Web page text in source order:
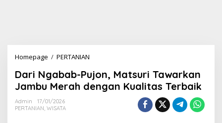
Homepage / PERTANIAN
r
i
N
Dari Ngabab-Pujon, Matsuri Tawarkan
Jambu Merah dengan Kualitas Terbaik
Admin
17/01/2026
PERTANIAN, WISATA